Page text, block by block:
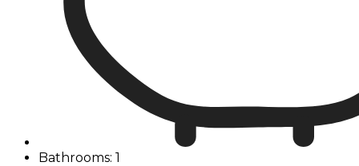
Bathrooms: 1